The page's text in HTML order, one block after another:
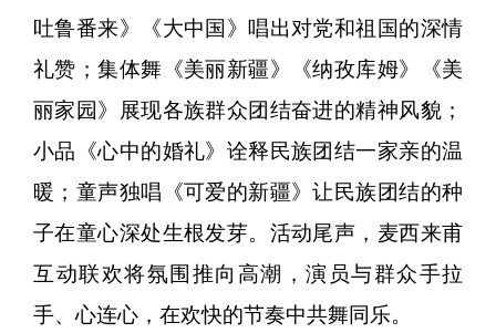
吐鲁番来》《大中国》唱出对党和祖国的深情
礼赞；集体舞《美丽新疆》《纳孜库姆》《美
丽家园》展现各族群众团结奋进的精神风貌；
小品《心中的婚礼》诠释民族团结一家亲的温
暖；童声独唱《可爱的新疆》让民族团结的种
子在童心深处生根发芽。活动尾声，麦西来甫
互动联欢将氛围推向高潮，演员与群众手拉
手、心连心，在欢快的节奏中共舞同乐。